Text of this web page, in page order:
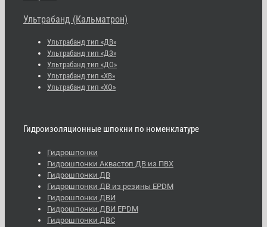
Ультрабанд (Кальматрон)
Ультрабанд тип «ДВ»
Ультрабанд тип «ДЗ»
Ультрабанд тип «ДО»
Ультрабанд тип «ХВ»
Ультрабанд тип «ХО»
Гидроизоляционные шпокни по номенклатуре
Гидрошпонки
Гидрошпонки Аквастоп ДВ из ПВХ
Гидрошпонки ДВ
Гидрошпонки ДВ из резины EPDM
Гидрошпонки ДВИ
Гидрошпонки ДВИ EPDM
Гидрошпонки ДВС